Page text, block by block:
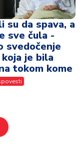
su da spava, a
sve čula -
svedočenje
je bila
tokom kome